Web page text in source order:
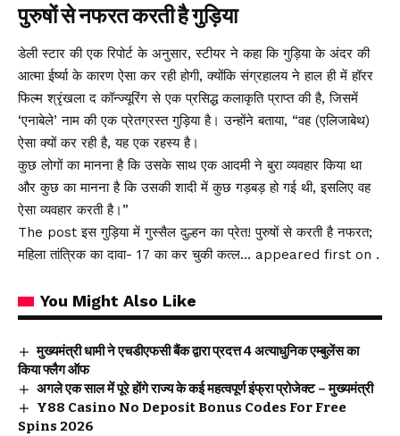
पुरुषों से नफरत करती है गुड़िया
डेली स्टार की एक रिपोर्ट के अनुसार, स्टीयर ने कहा कि गुड़िया के अंदर की
आत्मा ईर्ष्या के कारण ऐसा कर रही होगी, क्योंकि संग्रहालय ने हाल ही में हॉरर
फिल्म श्रृंखला द कॉन्ज्यूरिंग से एक प्रसिद्ध कलाकृति प्राप्त की है, जिसमें
‘एनाबेले’ नाम की एक प्रेतग्रस्त गुड़िया है। उन्होंने बताया, “वह (एलिजाबेथ)
ऐसा क्यों कर रही है, यह एक रहस्य है।
कुछ लोगों का मानना ​​है कि उसके साथ एक आदमी ने बुरा व्यवहार किया था
और कुछ का मानना ​​है कि उसकी शादी में कुछ गड़बड़ हो गई थी, इसलिए वह
ऐसा व्यवहार करती है।”
The post इस गुड़िया में गुस्सैल दुल्हन का प्रेत! पुरुषों से करती है नफरत;
महिला तांत्रिक का दावा- 17 का कर चुकी कत्ल… appeared first on .
You Might Also Like
मुख्यमंत्री धामी ने एचडीएफसी बैंक द्वारा प्रदत्त 4 अत्याधुनिक एम्बुलेंस का
किया फ्लैग ऑफ
अगले एक साल में पूरे होंगे राज्य के कई महत्वपूर्ण इंफ्रा प्रोजेक्ट – मुख्यमंत्री
Y88 Casino No Deposit Bonus Codes For Free
Spins 2026